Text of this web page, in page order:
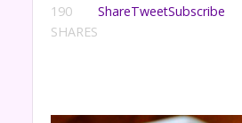
190
SHARES
ShareTweetSubscribe